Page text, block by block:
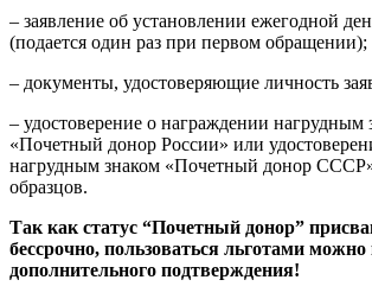
– заявление об установлении ежегодной
(подается один раз при первом обращении);
– документы, удостоверяющие личность
– удостоверение о награждении нагрудным
«Почетный донор России» или
нагрудным знаком «Почетный донор
образцов.
Так как статус “Почетный донор”
бессрочно, пользоваться льготами
дополнительного подтверждения!